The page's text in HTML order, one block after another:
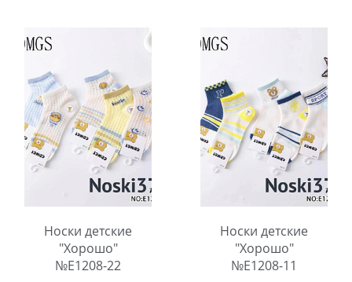
шт.
Количество:
В упаковке:
шт.
Количество:
Носки детские
"Хорошо"
№E1208-22
Носки детские
"Хорошо"
№E1208-11